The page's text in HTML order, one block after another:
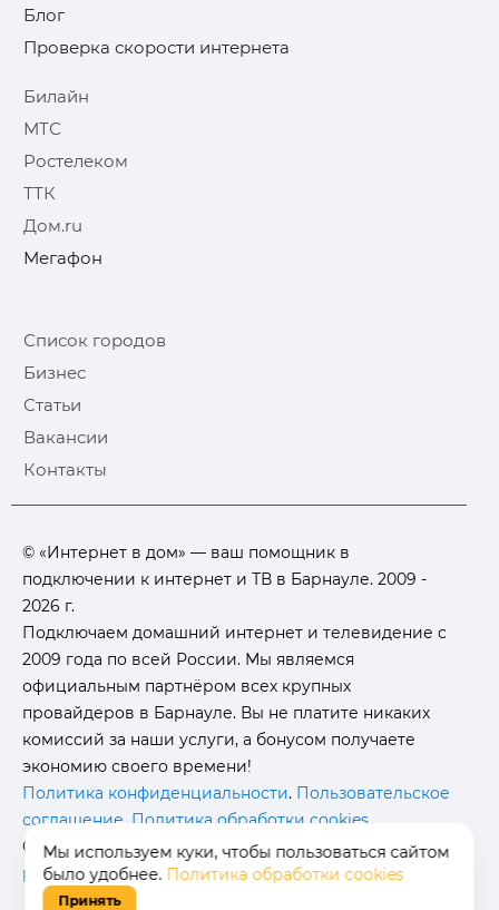
Блог
Проверка скорости интернета
Билайн
МТС
Ростелеком
ТТК
Дом.ru
Мегафон
Список городов
Бизнес
Статьи
Вакансии
Контакты
© «Интернет в дом» — ваш помощник в
подключении к интернет и ТВ в Барнауле. 2009 -
2026 г.
Подключаем домашний интернет и телевидение с
2009 года по всей России. Мы являемся
официальным партнёром всех крупных
провайдеров в Барнауле. Вы не платите никаких
комиссий за наши услуги, а бонусом получаете
экономию своего времени!
Политика конфиденциальности. Пользовательское
соглашение Политика обработки cookies
Отписаться от полученияинформационных
рассылокот данного ресурса можно настранице
Мы используем куки, чтобы пользоваться сайтом
было удобнее. Политика обработки cookies
Принять